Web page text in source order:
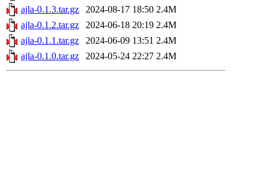
ajla-0.1.3.tar.gz
2024-08-17 18:50 2.4M
ajla-0.1.2.tar.gz
2024-06-18 20:19 2.4M
ajla-0.1.1.tar.gz
2024-06-09 13:51 2.4M
ajla-0.1.0.tar.gz
2024-05-24 22:27 2.4M